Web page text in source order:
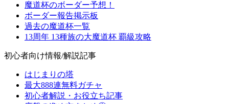
魔道杯のボーダー予想！
ボーダー報告掲示板
過去の魔道杯一覧
13周年 13種族の大魔道杯 覇級攻略
初心者向け情報/解説記事
はじまりの塔
最大888連無料ガチャ
初心者解説・お役立ち記事